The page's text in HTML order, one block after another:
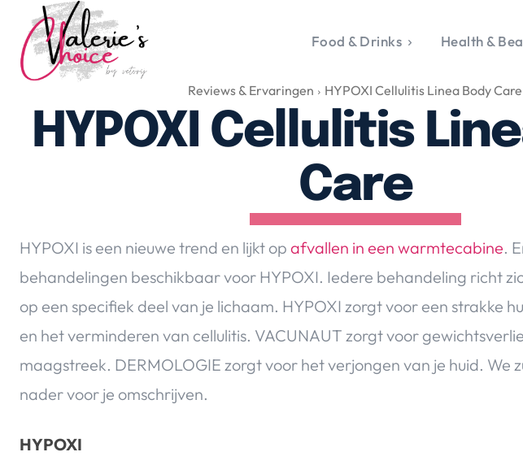
Valerie's Topics
Travel & Culture
Food & Drinks
Happyness & Opmerkelijk
Lifestyle, Sport &
Duurzaamheid
Gadgets & Tech
Top 5 van Valerie
Health & Beauty
Huis & Tuin
Nieuws & Media
Over
De Top 5
Food & Drinks Health &
Reviews & Ervaringen HYPOXI Cellulitis Linea Body Care
HYPOXI Cellulitis
Care
HYPOXI is een nieuwe trend en lijkt op afvallen in een warmtecabine.
behandelingen beschikbaar voor HYPOXI. Iedere behandeling richt
op een specifiek deel van je lichaam. HYPOXI zorgt voor een strakke
en het verminderen van cellulitis. VACUNAUT zorgt voor
maagstreek. DERMOLOGIE zorgt voor het verjongen van je huid. We
nader voor je omschrijven.
HYPOXI